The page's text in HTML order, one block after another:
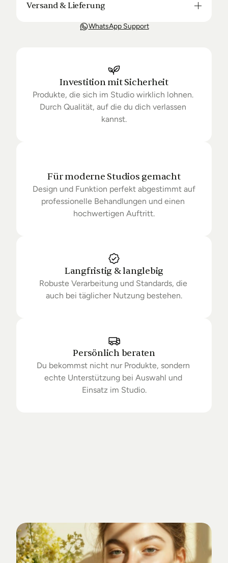
Versand & Lieferung
Unsere Lieferung ist in der Regel in 3-8 Tagen bei
Lieferung unter Umständen um einige Tage
verzögern.
WhatsApp Support
Investition mit Sicherheit
Produkte, die sich im Studio wirklich lohnen.
Durch Qualität, auf die du dich verlassen
kannst.
Für moderne Studios gemacht
Design und Funktion perfekt abgestimmt auf
professionelle Behandlungen und einen
hochwertigen Auftritt.
Langfristig & langlebig
Robuste Verarbeitung und Standards, die
auch bei täglicher Nutzung bestehen.
Persönlich beraten
Du bekommst nicht nur Produkte, sondern
echte Unterstützung bei Auswahl und
Einsatz im Studio.
Studio-Alltag.